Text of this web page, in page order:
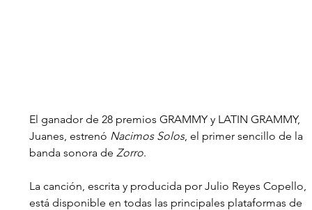
El ganador de 28 premios GRAMMY y LATIN GRAMMY,
Juanes, estrenó Nacimos Solos, el primer sencillo de la
banda sonora de Zorro.
La canción, escrita y producida por Julio Reyes Copello,
está disponible en todas las principales plataformas de